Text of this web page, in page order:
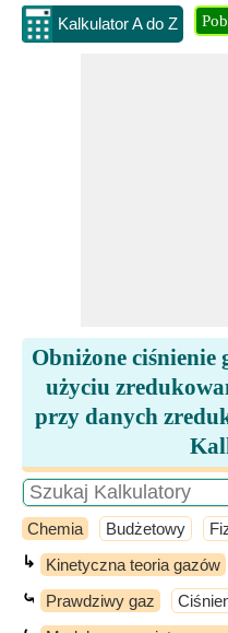
Kalkulator A do Z
Obniżone ciśnienie
użyciu
przy danych
Chemia Budżetowy
↳ Kinetyczna teoria gazów
⤿ Prawdziwy gaz